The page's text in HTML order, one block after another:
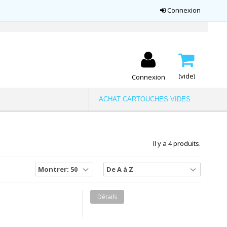
Connexion
(vide)
Connexion
ACHAT CARTOUCHES VIDES
Il y a 4 produits.
Détails